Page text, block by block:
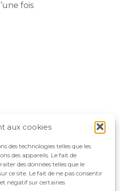
aux cookies
des technologies telles que les
des appareils. Le fait de
des données telles que le
ce site. Le fait de ne pas consentir
négatif sur certaines
fois